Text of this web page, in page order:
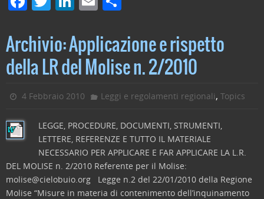
c
e
b
o
itt
er
k
e
dI
n
ai
l
n
di
vi
di
Archivio: Applicazione e rispetto
della LR del Molise n. 2/2010
4 Febbraio 2010 Leggi e regolamenti regionali, Topics
LEGGE, PROCEDURE, DOCUMENTI, STRUMENTI,
LETTERE, REFERENZE E TUTTO IL MATERIALE
NECESSARIO PER APPLICARE E FAR APPLICARE LA L.R.
DEL MOLISE n. 2/2010 Referente per il Molise:
molise@cielobuio.org Legge n.2 del 22/01/2010 della Regione
Molise “Misure in materia di contenimento dell’inquinamento